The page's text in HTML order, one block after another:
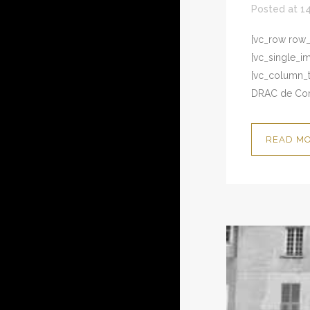
Posted at
[vc_row
DRAC de
READ